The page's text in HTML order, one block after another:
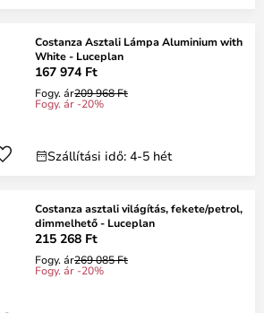
Costanza Asztali Lámpa Aluminium with
White - Luceplan
167 974 Ft
Fogy. ár209 968 Ft
Fogy. ár -20%
Szállítási idő: 4-5 hét
Costanza asztali világítás, fekete/petrol,
dimmelhető - Luceplan
215 268 Ft
Fogy. ár269 085 Ft
Fogy. ár -20%